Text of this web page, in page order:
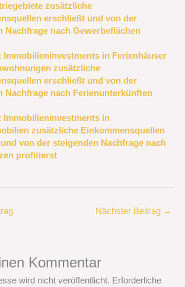
zusätzliche
erschließt und von der
Nachfrage nach Gewerbeflächen
Immobilieninvestments in Ferienhäuser
zusätzliche
erschließt und von der
Nachfrage nach Ferienunterkünften
Immobilieninvestments in
zusätzliche Einkommensquellen
von der steigenden Nachfrage nach
profitierst
Nächster Beitrag →
Kommentar
wird nicht veröffentlicht. Erforderliche